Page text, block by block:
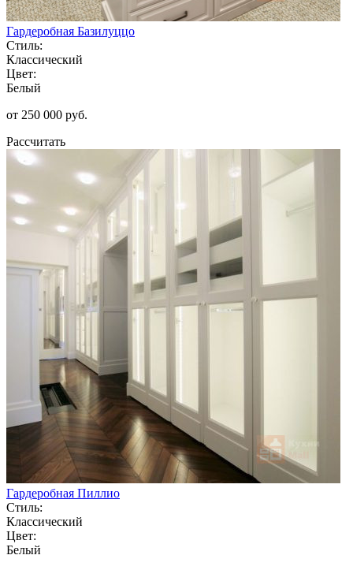
Гардеробная Базилуццо
Стиль:
Классический
Цвет:
Белый
от 250 000 руб.
Рассчитать
Гардеробная Пиллио
Стиль:
Классический
Цвет:
Белый